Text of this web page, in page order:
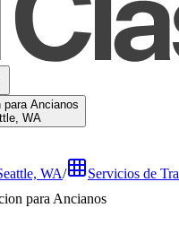
para Ancianos
WA
WA/ Servicios de
para Ancianos